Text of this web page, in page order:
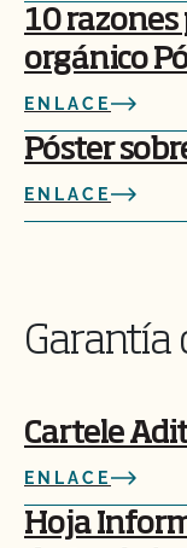
10
orgánico
ENLACE
Póster
ENLACE
Garantía
Cartele
ENLACE
Hoja